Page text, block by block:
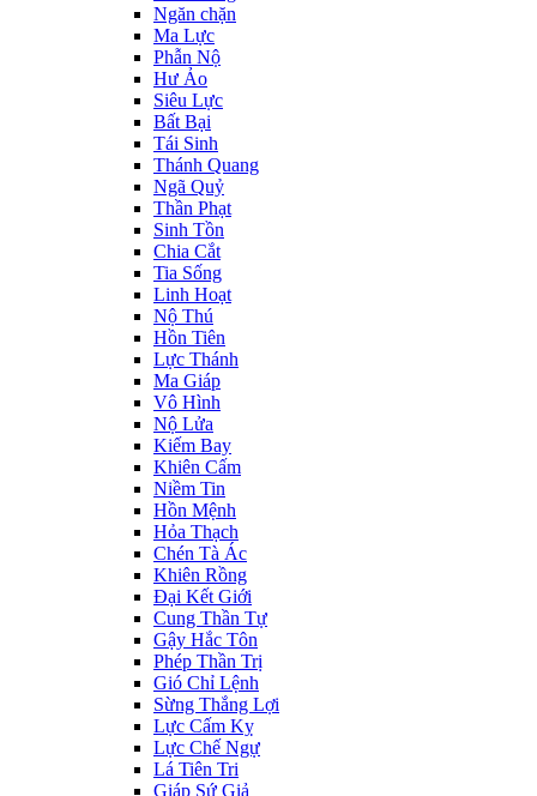
Ngăn chặn
Ma Lực
Phẫn Nộ
Hư Ảo
Siêu Lực
Bất Bại
Tái Sinh
Thánh Quang
Ngã Quỷ
Thần Phạt
Sinh Tồn
Chia Cắt
Tia Sống
Linh Hoạt
Nộ Thú
Hồn Tiên
Lực Thánh
Ma Giáp
Vô Hình
Nộ Lửa
Kiếm Bay
Khiên Cấm
Niềm Tin
Hồn Mệnh
Hỏa Thạch
Chén Tà Ác
Khiên Rồng
Đại Kết Giới
Cung Thần Tự
Gậy Hắc Tôn
Phép Thần Trị
Gió Chỉ Lệnh
Sừng Thắng Lợi
Lực Cấm Kỵ
Lực Chế Ngự
Lá Tiên Tri
Giáp Sứ Giả